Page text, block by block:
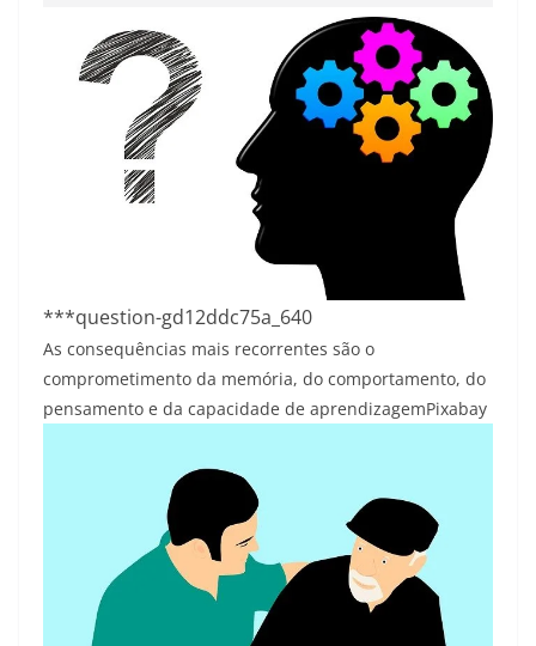
***question-gd12ddc75a_640
As consequências mais recorrentes são o
comprometimento da memória, do comportamento, do
pensamento e da capacidade de aprendizagemPixabay